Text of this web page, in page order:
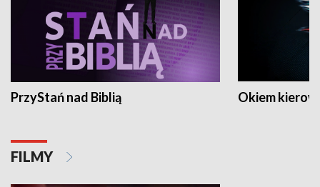
PrzyStań nad Biblią Okiem
FILMY